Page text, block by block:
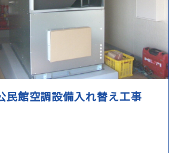
館空調設備入れ替え工事
示等に要する手数料
様ご本人と認められる方）に対し開
料のご負担をお願いする場合があり
します。